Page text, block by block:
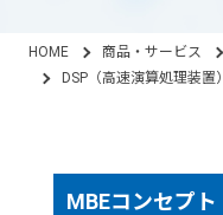
HOME 商品・サービス
DSP（高速演算処理装置）
MBEコンセプト